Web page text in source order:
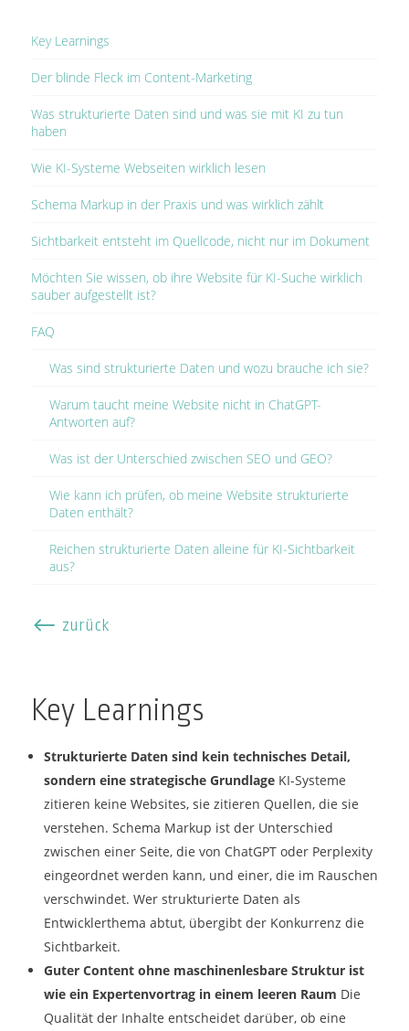
Key Learnings
Der blinde Fleck im Content-Marketing
Was strukturierte Daten sind und was sie mit KI zu tun
haben
Wie KI-Systeme Webseiten wirklich lesen
Schema Markup in der Praxis und was wirklich zählt
Sichtbarkeit entsteht im Quellcode, nicht nur im Dokument
Möchten Sie wissen, ob ihre Website für KI-Suche wirklich
sauber aufgestellt ist?
FAQ
Was sind strukturierte Daten und wozu brauche ich sie?
Warum taucht meine Website nicht in ChatGPT-
Antworten auf?
Was ist der Unterschied zwischen SEO und GEO?
Wie kann ich prüfen, ob meine Website strukturierte
Daten enthält?
Reichen strukturierte Daten alleine für KI-Sichtbarkeit
aus?
# zurück
Key Learnings
Strukturierte Daten sind kein technisches Detail,
sondern eine strategische GrundlageKI-Systeme
zitieren keine Websites, sie zitieren Quellen, die sie
verstehen. Schema Markup ist der Unterschied
zwischen einer Seite, die von ChatGPT oder Perplexity
eingeordnet werden kann, und einer, die im Rauschen
verschwindet. Wer strukturierte Daten als
Entwicklerthema abtut, übergibt der Konkurrenz die
Sichtbarkeit.
Guter Content ohne maschinenlesbare Struktur ist
wie ein Expertenvortrag in einem leeren Raum Die
Qualität der Inhalte entscheidet darüber, ob eine